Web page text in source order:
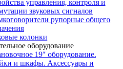
управления, контроля и
звуковых сигналов
рупорные общего
колонки
оборудование
19″ оборудование.
и шкафы. Аксессуары и